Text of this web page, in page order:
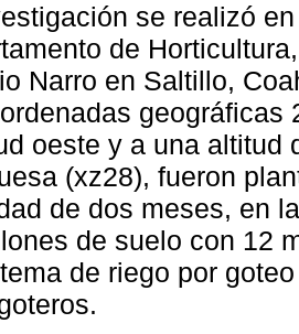
se realizó
de
Narro en Saltillo,
geográficas
oeste y a una altitud
(xz28), fueron
de dos meses, en
de suelo con 12
de riego por